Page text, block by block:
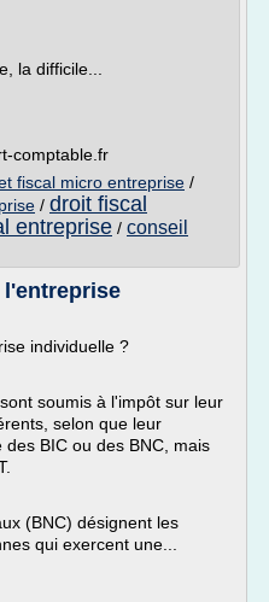
la difficile...
comptable.fr
fiscal micro entreprise /
/ droit fiscal
entreprise / conseil
individuelle ?
soumis à l'impôt sur leur
selon que leur
BIC ou des BNC, mais
(BNC) désignent les
qui exercent une...